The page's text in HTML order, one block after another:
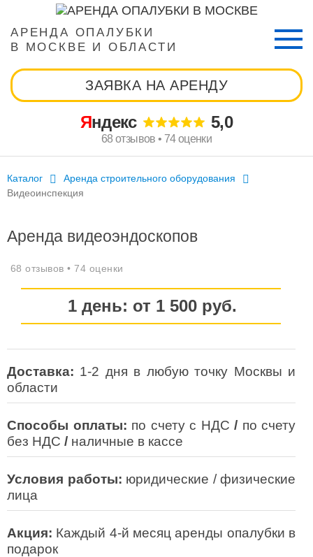
АРЕНДА ОПАЛУБКИ
В МОСКВЕ И ОБЛАСТИ
ЗАЯВКА НА АРЕНДУ
Яндекс 5,0
68 отзывов • 74 оценки
Каталог
Аренда строительного оборудования
Видеоинспекция
Аренда видеоэндоскопов
68 отзывов • 74 оценки
1 день: от 1 500 руб.
Доставка: 1-2 дня в любую точку Москвы и
области
Способы оплаты: по счету с НДС / по счету
без НДС / наличные в кассе
Условия работы: юридические / физические
лица
Акция: Каждый 4-й месяц аренды опалубки в
подарок